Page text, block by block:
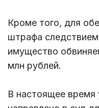
Кроме того, для
штрафа
имущество
млн рублей.
В настоящее время